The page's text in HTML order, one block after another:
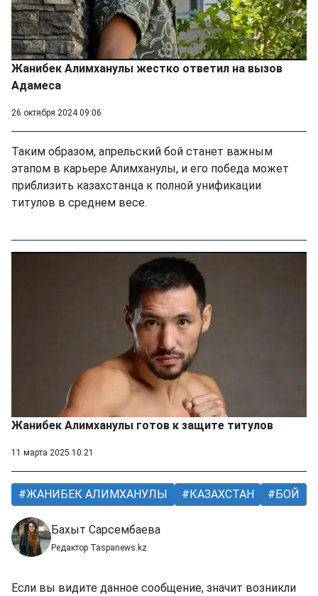
Жанибек Алимханулы жестко ответил на вызов
Адамеса
26 октября 2024 09:06
Таким образом, апрельский бой станет важным
этапом в карьере Алимханулы, и его победа может
приблизить казахстанца к полной унификации
титулов в среднем весе.
Жанибек Алимханулы готов к защите титулов
11 марта 2025 10:21
ЖАНИБЕК АЛИМХАНУЛЫ КАЗАХСТАН БОЙ
Бахыт Сарсембаева
Редактор Taspanews.kz
Если вы видите данное сообщение, значит возникли